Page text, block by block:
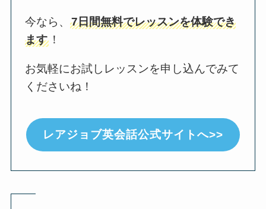
今なら、7日間無料でレッスンを体験でき
ます ！
お気軽にお試しレッスンを申し込んでみて
くださいね！
レアジョブ英会話公式サイトへ>>